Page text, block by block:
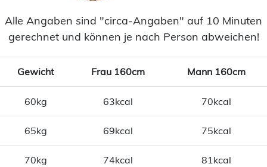
Alle Angaben sind "circa-Angaben" auf 10 Minuten
gerechnet und können je nach Person abweichen!
Gewicht Frau 160cm Mann 160cm
60kg 63kcal 70kcal
65kg 69kcal 75kcal
70kg 74kcal 81kcal